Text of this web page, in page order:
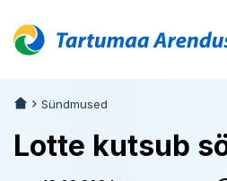
Sündmused
Lotte kutsub